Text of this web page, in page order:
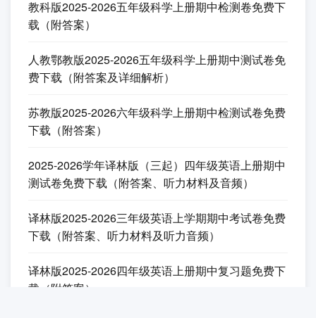
教科版2025-2026五年级科学上册期中检测卷免费下
载（附答案）
人教鄂教版2025-2026五年级科学上册期中测试卷免
费下载（附答案及详细解析）
苏教版2025-2026六年级科学上册期中检测试卷免费
下载（附答案）
2025-2026学年译林版（三起）四年级英语上册期中
测试卷免费下载（附答案、听力材料及音频）
译林版2025-2026三年级英语上学期期中考试卷免费
下载（附答案、听力材料及听力音频）
译林版2025-2026四年级英语上册期中复习题免费下
载（附答案）